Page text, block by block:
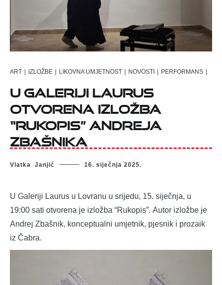
ART | IZLOŽBE | LIKOVNA UMJETNOST | NOVOSTI | PERFORMANS |
U Galeriji Laurus
otvorena izložba
“Rukopis” Andreja
Zbašnika
Vlatka Janjić 16. siječnja 2025.
U Galeriji Laurus u Lovranu u srijedu, 15. siječnja, u
19:00 sati otvorena je izložba “Rukopis”. Autor izložbe je
Andrej Zbašnik, konceptualni umjetnik, pjesnik i prozaik
iz Čabra.